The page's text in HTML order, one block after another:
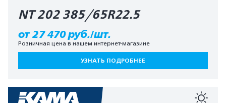
NT 202 385/65R22.5
от 27 470 руб./шт.
Розничная цена в нашем интернет-магазине
УЗНАТЬ ПОДРОБНЕЕ